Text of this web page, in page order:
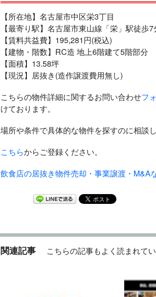
【所在地】名古屋市中区栄3丁目
【最寄り駅】名古屋市東山線「栄」駅徒歩7
【賃料共益費】195,281円(税込)
【建物・階数】RC造 地上6階建て5階部分
【面積】13.58坪
【現況】居抜き(造作譲渡費用無し)
こちらの物件詳細に関するお問い合わせフ
けております。
場所や条件で具体的な物件を探すのに相談
こちらからご登録ください。
飲食店の居抜き物件売却・事業譲渡・M&A
関連記事 こちらの記事もよく読まれて